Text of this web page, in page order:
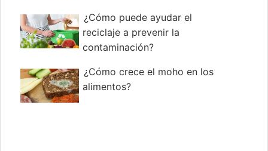
¿Cómo puede ayudar el
reciclaje a prevenir la
contaminación?
¿Cómo crece el moho en los
alimentos?